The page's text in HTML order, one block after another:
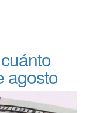
agosto